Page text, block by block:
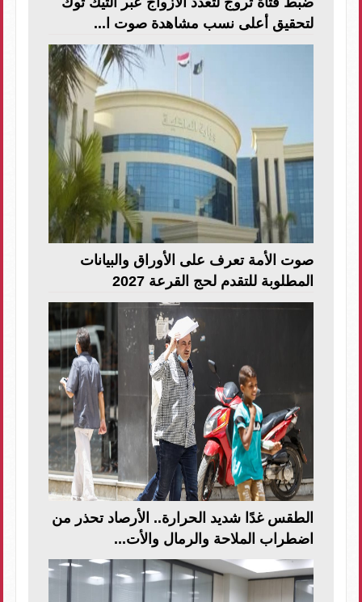
لتحقيق أعلى نسب مشاهدة صوت ا...
صوت الأمة تعرف على الأوراق والبيانات
المطلوبة للتقدم لحج القرعة 2027
الطقس غدًا شديد الحرارة.. الأرصاد تحذر من
اضطراب الملاحة والرمال والأت...